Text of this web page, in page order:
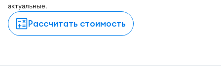
актуальные.
Рассчитать стоимость